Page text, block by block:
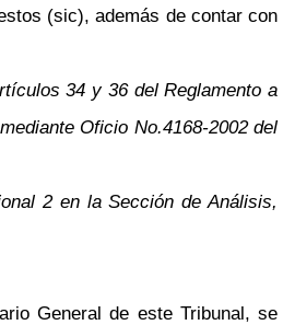
(sic), además de contar con
34 y 36 del Reglamento a
Oficio No.4168-2002 del
2 en la Sección de Análisis,
General de este Tribunal, se